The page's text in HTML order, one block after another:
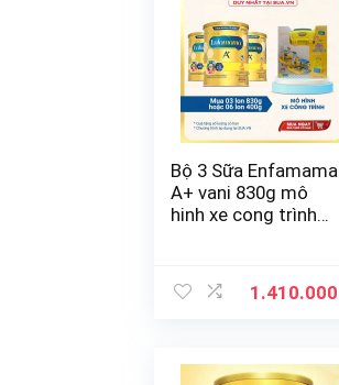
Bộ 3 Sữa Enfamama
A+ vani 830g mô
hinh xe cong trình
1.410.000